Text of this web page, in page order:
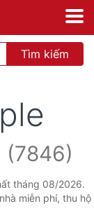
Tìm kiếm
(7846)
tháng 08/2026.
miễn phí, thu hộ